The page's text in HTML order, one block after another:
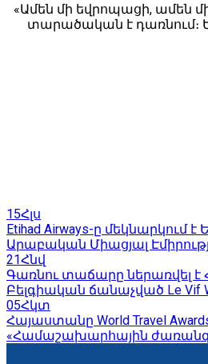
«Ամեն մի եվրոպացի, ամեն
տարածական է դառնում։
15Հլս
Etihad Airways-ը
Արաբական Միացյալ
21Հնվ
Գառնու տաճարը ներառվել է
Բելգիական ճանաչված Le
05Հկտ
Հայաստանը World Travel
«Համաշախարհային